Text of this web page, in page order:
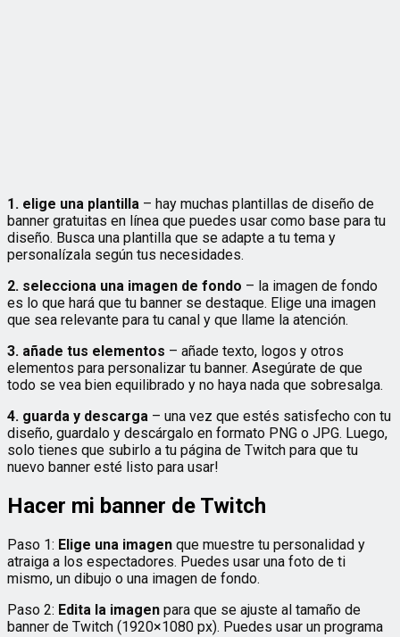
1. elige una plantilla – hay muchas plantillas de diseño de
banner gratuitas en línea que puedes usar como base para tu
diseño. Busca una plantilla que se adapte a tu tema y
personalízala según tus necesidades.
2. selecciona una imagen de fondo – la imagen de fondo
es lo que hará que tu banner se destaque. Elige una imagen
que sea relevante para tu canal y que llame la atención.
3. añade tus elementos – añade texto, logos y otros
elementos para personalizar tu banner. Asegúrate de que
todo se vea bien equilibrado y no haya nada que sobresalga.
4. guarda y descarga – una vez que estés satisfecho con tu
diseño, guardalo y descárgalo en formato PNG o JPG. Luego,
solo tienes que subirlo a tu página de Twitch para que tu
nuevo banner esté listo para usar!
Hacer mi banner de Twitch
Paso 1: Elige una imagen que muestre tu personalidad y
atraiga a los espectadores. Puedes usar una foto de ti
mismo, un dibujo o una imagen de fondo.
Paso 2: Edita la imagen para que se ajuste al tamaño de
banner de Twitch (1920×1080 px). Puedes usar un programa